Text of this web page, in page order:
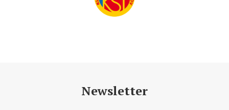
Newsletter